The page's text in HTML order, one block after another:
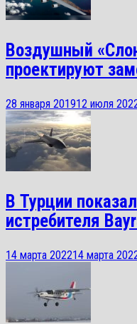
Воздушный
проектируют
28 января 201912 июля
В Турции
истребителя
14 марта 202214 марта